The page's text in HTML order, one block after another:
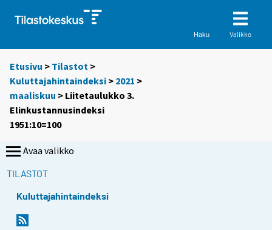
Haku Valikko
Etusivu > Tilastot >
Kuluttajahintaindeksi > 2021 >
maaliskuu > Liitetaulukko 3.
Elinkustannusindeksi
1951:10=100
Avaa valikko
TILASTOT
Kuluttajahintaindeksi